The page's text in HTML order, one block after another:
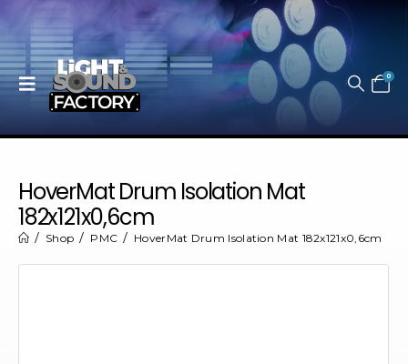
0
HoverMat Drum Isolation Mat
182x121x0,6cm
Shop PMC HoverMat Drum Isolation Mat 182x121x0,6cm